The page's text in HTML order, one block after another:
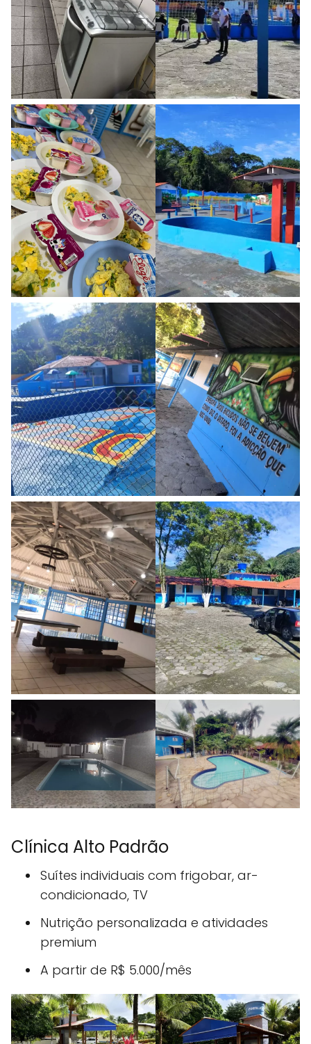
Clínica Alto Padrão
Suítes individuais com frigobar, ar-
condicionado, TV
Nutrição personalizada e atividades
premium
A partir de R$ 5.000/mês